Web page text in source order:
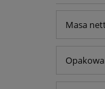
Masa